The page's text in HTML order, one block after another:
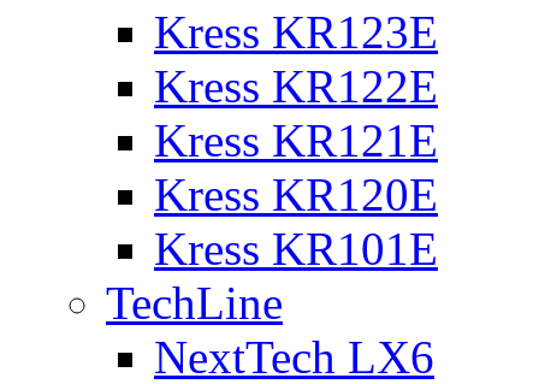
Kress KR123E
Kress KR122E
Kress KR121E
Kress KR120E
Kress KR101E
TechLine
NextTech LX6